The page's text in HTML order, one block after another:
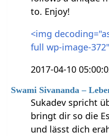
to. Enjoy!
<img
full wp-image-
2017-04-10
Swami Sivananda –
Sukadev spricht
bringt dir so die
und lässt dich